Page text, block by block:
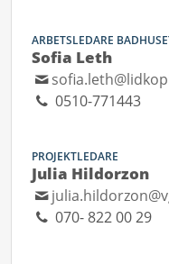
ARBETSLEDARE
Sofia Leth
0510-771443
PROJEKTLEDARE
Julia Hildorzon
070- 822 00 29